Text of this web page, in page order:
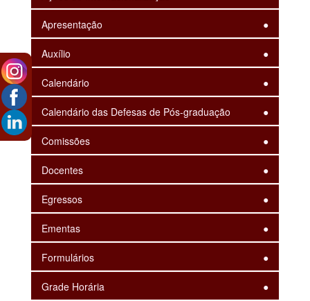
Apresentação
Auxílio
Calendário
Calendário das Defesas de Pós-graduação
Comissões
Docentes
Egressos
Ementas
Formulários
Grade Horária